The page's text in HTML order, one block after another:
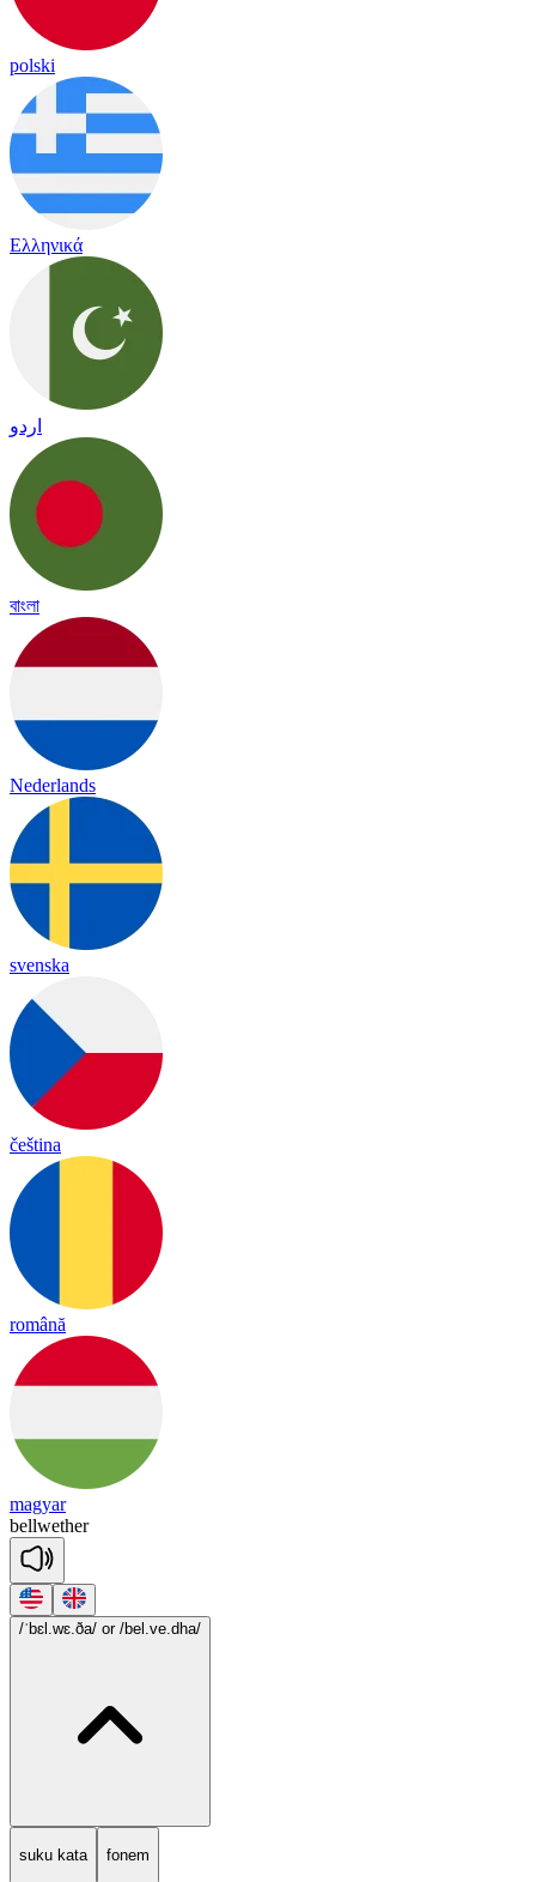
polski
Ελληνικά
اردو
বাংলা
Nederlands
svenska
čeština
română
magyar
bellwether
/ˈbɛl.wɛ.ða/ or /bel.ve.dha/
suku kata fonem